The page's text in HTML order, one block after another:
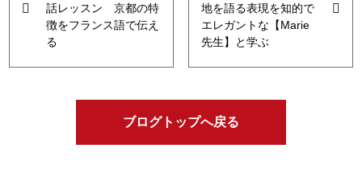
話レッスン 京都の特
徴をフランス語で伝え
る
地を語る表現を知的で
エレガントな【Marie
先生】と学ぶ
ブログトップへ戻る